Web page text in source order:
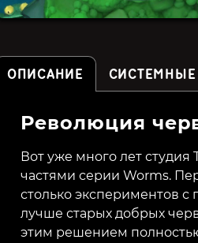
14%
Golden Rails:
99₽
ОПИСАНИЕ СИСТЕМНЫЕ
Революция
Вот уже много лет
частями серии Worms.
столько экспериментов
лучше старых добрых
этим решением